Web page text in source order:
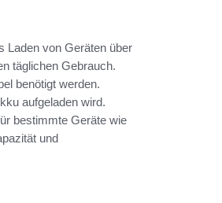
Laden von Geräten über
täglichen Gebrauch.
benötigt werden.
aufgeladen wird.
bestimmte Geräte wie
und